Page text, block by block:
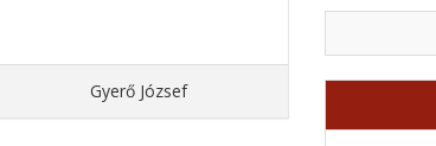
Gyerő József